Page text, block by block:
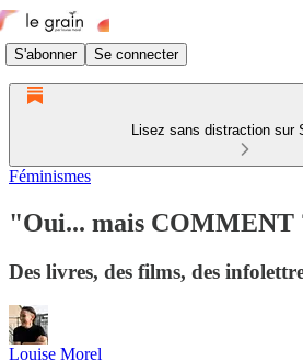
S'abonner Se connecter
Lisez sans distraction sur
Féminismes
"Oui... mais COMMENT
Des livres, des films, des
Louise Morel